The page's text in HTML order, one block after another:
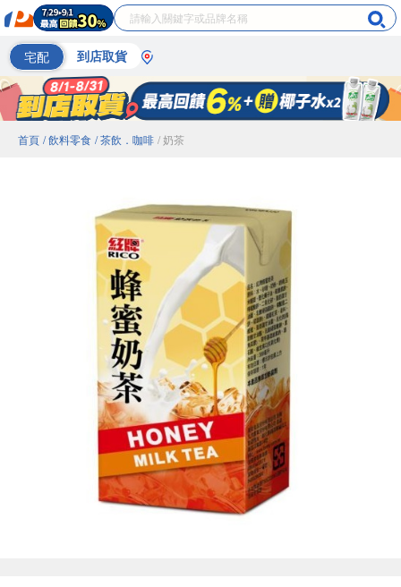
宅配 到店取貨
首頁 / 飲料零食 / 茶飲．咖啡 / 奶茶